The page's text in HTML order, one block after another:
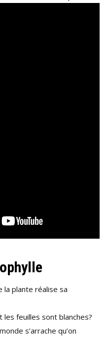
la plante réalise sa
les feuilles sont blanches?
s’arrache qu’on